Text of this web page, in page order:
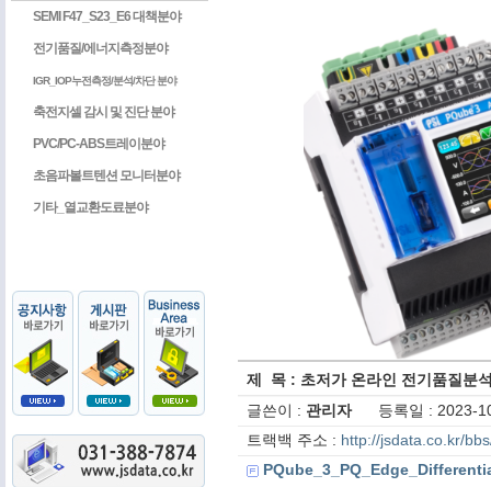
SEMI F47_S23_E6 대책분야
전기품질/에너지측정분야
IGR_IOP누전측정/분석/차단 분야
축전지셀 감시 및 진단 분야
PVC/PC-ABS트레이분야
초음파볼트텐션 모니터분야
기타_열교환도료분야
제 목 : 초저가 온라인 전기품질분
글쓴이 : 관리자등록일 : 2023-
트랙백 주소 : http://jsdata.co.kr/